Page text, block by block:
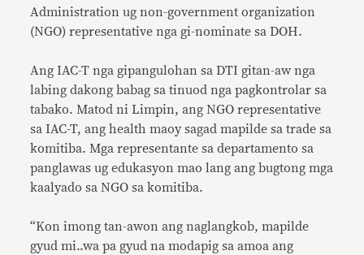
Administration ug non-government organization
(NGO) representative nga gi-nominate sa DOH.
Ang IAC-T nga gipangulohan sa DTI gitan-aw nga
labing dakong babag sa tinuod nga pagkontrolar sa
tabako. Matod ni Limpin, ang NGO representative
sa IAC-T, ang health maoy sagad mapilde sa trade sa
komitiba. Mga representante sa departamento sa
panglawas ug edukasyon mao lang ang bugtong mga
kaalyado sa NGO sa komitiba.
“Kon imong tan-awon ang naglangkob, mapilde
gyud mi..wa pa gyud na modapig sa amoa ang